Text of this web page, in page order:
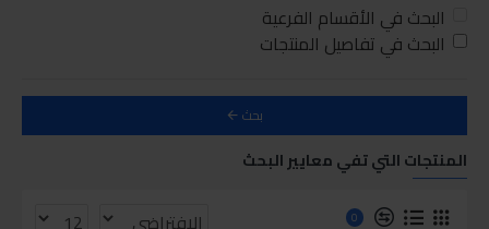
البحث في الأقسام الفرعية
البحث في تفاصيل المنتجات
بحث
المنتجات التي تفي معايير البحث
0